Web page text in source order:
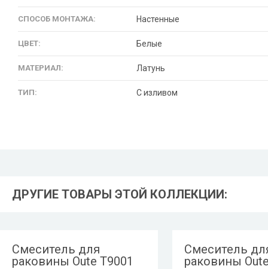
СПОСОБ МОНТАЖА: Настенные
ЦВЕТ: Белые
МАТЕРИАЛ: Латунь
ТИП: С изливом
ДРУГИЕ ТОВАРЫ ЭТОЙ КОЛЛЕКЦИИ:
Смеситель для
раковины Oute T9001
Смеситель
раковины